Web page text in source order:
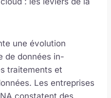
une évolution
de données in-
traitements et
Les entreprises